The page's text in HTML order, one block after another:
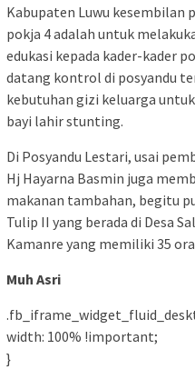
Kabupaten Luwu kesembilan
pokja 4 adalah untuk
edukasi kepada kader-kader
datang kontrol di posyandu
kebutuhan gizi keluarga
bayi lahir stunting.
Di Posyandu Lestari, usai
Hj Hayarna Basmin juga
makanan tambahan, begitu
Tulip II yang berada di Desa
Kamanre yang memiliki 35
Muh Asri
width: 100% !important;
}